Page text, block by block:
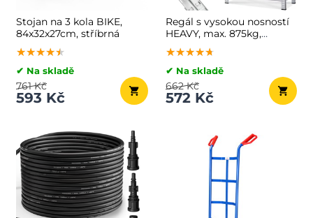
Stojan na 3 kola BIKE,
84x32x27cm, stříbrná
★★★★★
★★★★★
★★★★★
✔ Na skladě
593 Kč
761 Kč
Regál s vysokou nosností
HEAVY, max. 875kg,
90x40x180cm, stříbrná
★★★★★
★★★★★
★★★★★
✔ Na skladě
572 Kč
662 Kč